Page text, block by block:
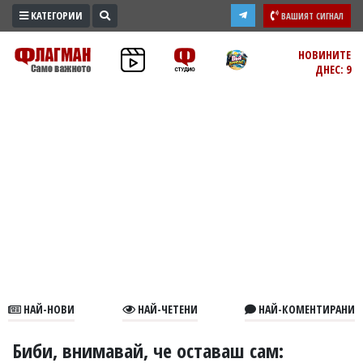
ПРОМО
ЗОНА
В
КАТЕГОРИИ ВАШИЯТ СИГНАЛ
НОВИНИТЕ
ДНЕС: 9
НАЙ-НОВИ НАЙ-ЧЕТЕНИ НАЙ-КОМЕНТИРАНИ
Биби, внимавай, че оставаш сам: